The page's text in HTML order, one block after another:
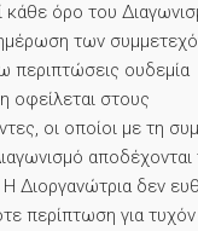
κάθε όρο του
των
περιπτώσεις ουδεμία
οφείλεται στους
οι οποίοι με τη
αποδέχονται
Διοργανώτρια δεν
περίπτωση για